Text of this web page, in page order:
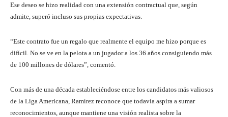
Ese deseo se hizo realidad con una extensión contractual que, según
admite, superó incluso sus propias expectativas.
“Este contrato fue un regalo que realmente el equipo me hizo porque es
difícil. No se ve en la pelota a un jugador a los 36 años consiguiendo más
de 100 millones de dólares”, comentó.
Con más de una década estableciéndose entre los candidatos más valiosos
de la Liga Americana, Ramírez reconoce que todavía aspira a sumar
reconocimientos, aunque mantiene una visión realista sobre la